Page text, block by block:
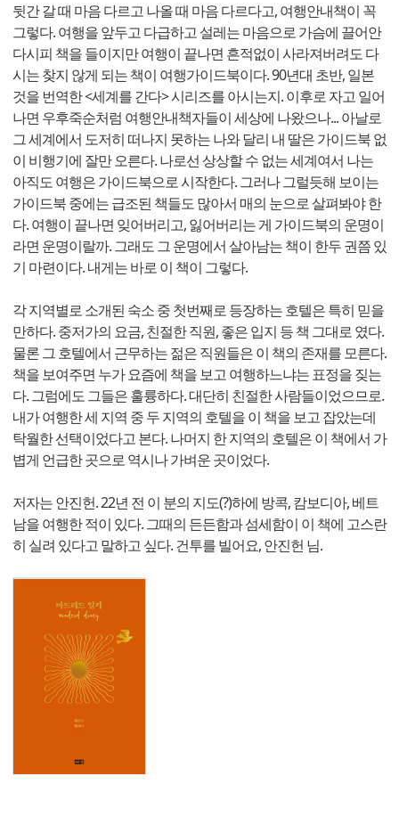
뒷간 갈 때 마음 다르고 나올 때 마음 다르다고, 여행안내책이 꼭
그렇다. 여행을 앞두고 다급하고 설레는 마음으로 가슴에 끌어안
다시피 책을 들이지만 여행이 끝나면 흔적없이 사라져버려도 다
시는 찾지 않게 되는 책이 여행가이드북이다. 90년대 초반, 일본
것을 번역한 <세계를 간다> 시리즈를 아시는지. 이후로 자고 일어
나면 우후죽순처럼 여행안내책자들이 세상에 나왔으나... 아날로
그 세계에서 도저히 떠나지 못하는 나와 달리 내 딸은 가이드북 없
이 비행기에 잘만 오른다. 나로선 상상할 수 없는 세계여서 나는
아직도 여행은 가이드북으로 시작한다. 그러나 그럴듯해 보이는
가이드북 중에는 급조된 책들도 많아서 매의 눈으로 살펴봐야 한
다. 여행이 끝나면 잊어버리고, 잃어버리는 게 가이드북의 운명이
라면 운명이랄까. 그래도 그 운명에서 살아남는 책이 한두 권쯤 있
기 마련이다. 내게는 바로 이 책이 그렇다.
각 지역별로 소개된 숙소 중 첫번째로 등장하는 호텔은 특히 믿을
만하다. 중저가의 요금, 친절한 직원, 좋은 입지 등 책 그대로 였다.
물론 그 호텔에서 근무하는 젊은 직원들은 이 책의 존재를 모른다.
책을 보여주면 누가 요즘에 책을 보고 여행하느냐는 표정을 짖는
다. 그럼에도 그들은 훌륭하다. 대단히 친절한 사람들이었으므로.
내가 여행한 세 지역 중 두 지역의 호텔을 이 책을 보고 잡았는데
탁월한 선택이었다고 본다. 나머지 한 지역의 호텔은 이 책에서 가
볍게 언급한 곳으로 역시나 가벼운 곳이었다.
저자는 안진헌. 22년 전 이 분의 지도(?)하에 방콕, 캄보디아, 베트
남을 여행한 적이 있다. 그때의 든든함과 섬세함이 이 책에 고스란
히 실려 있다고 말하고 싶다. 건투를 빌어요, 안진헌 님.